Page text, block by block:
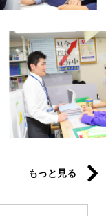
もっと見る